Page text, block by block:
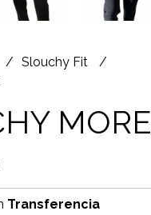
Slouchy Fit
MORE
Transferencia